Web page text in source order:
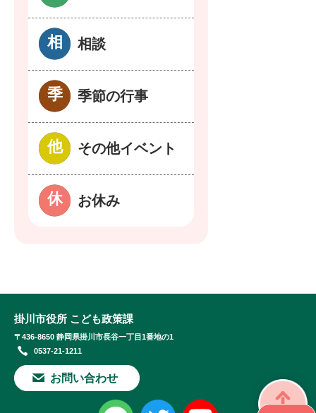
相談
季節の行事
その他イベント
お休み
掛川市役所 こども政策課
〒436-8650 静岡県掛川市長谷一丁目1番地の1
0537-21-1211
お問い合わせ